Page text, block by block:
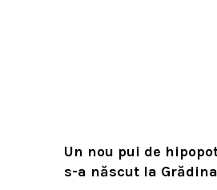
Un nou pui de
s-a născut la